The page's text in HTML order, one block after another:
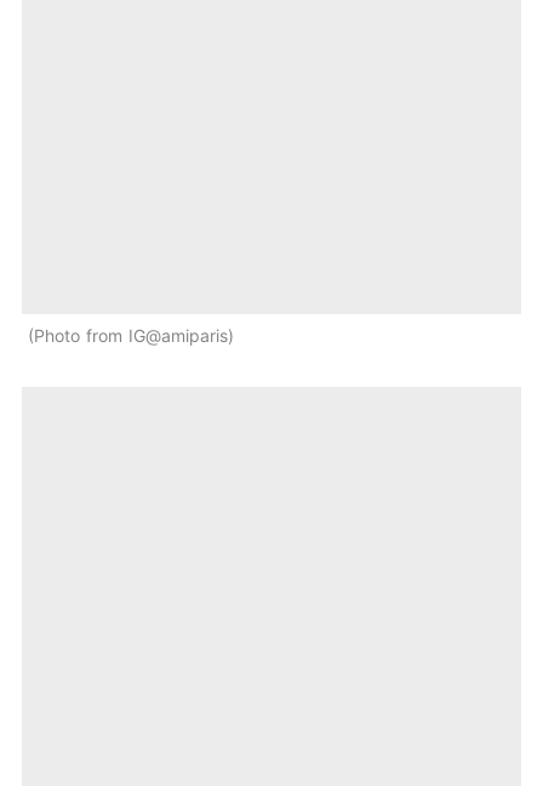
Photo from IG@amiparis